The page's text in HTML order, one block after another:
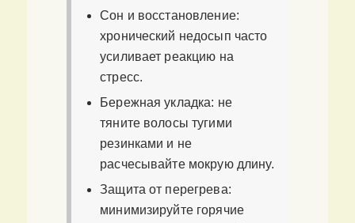
Сон и восстановление:
хронический недосып часто
усиливает реакцию на
стресс.
Бережная укладка: не
тяните волосы тугими
резинками и не
расчесывайте мокрую длину.
Защита от перегрева:
минимизируйте горячие